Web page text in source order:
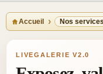
Accueil Nos
LIVEGALERIE V2.0